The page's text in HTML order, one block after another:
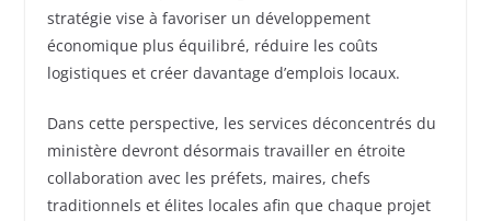
stratégie vise à favoriser un développement
économique plus équilibré, réduire les coûts
logistiques et créer davantage d’emplois locaux.
Dans cette perspective, les services déconcentrés du
ministère devront désormais travailler en étroite
collaboration avec les préfets, maires, chefs
traditionnels et élites locales afin que chaque projet